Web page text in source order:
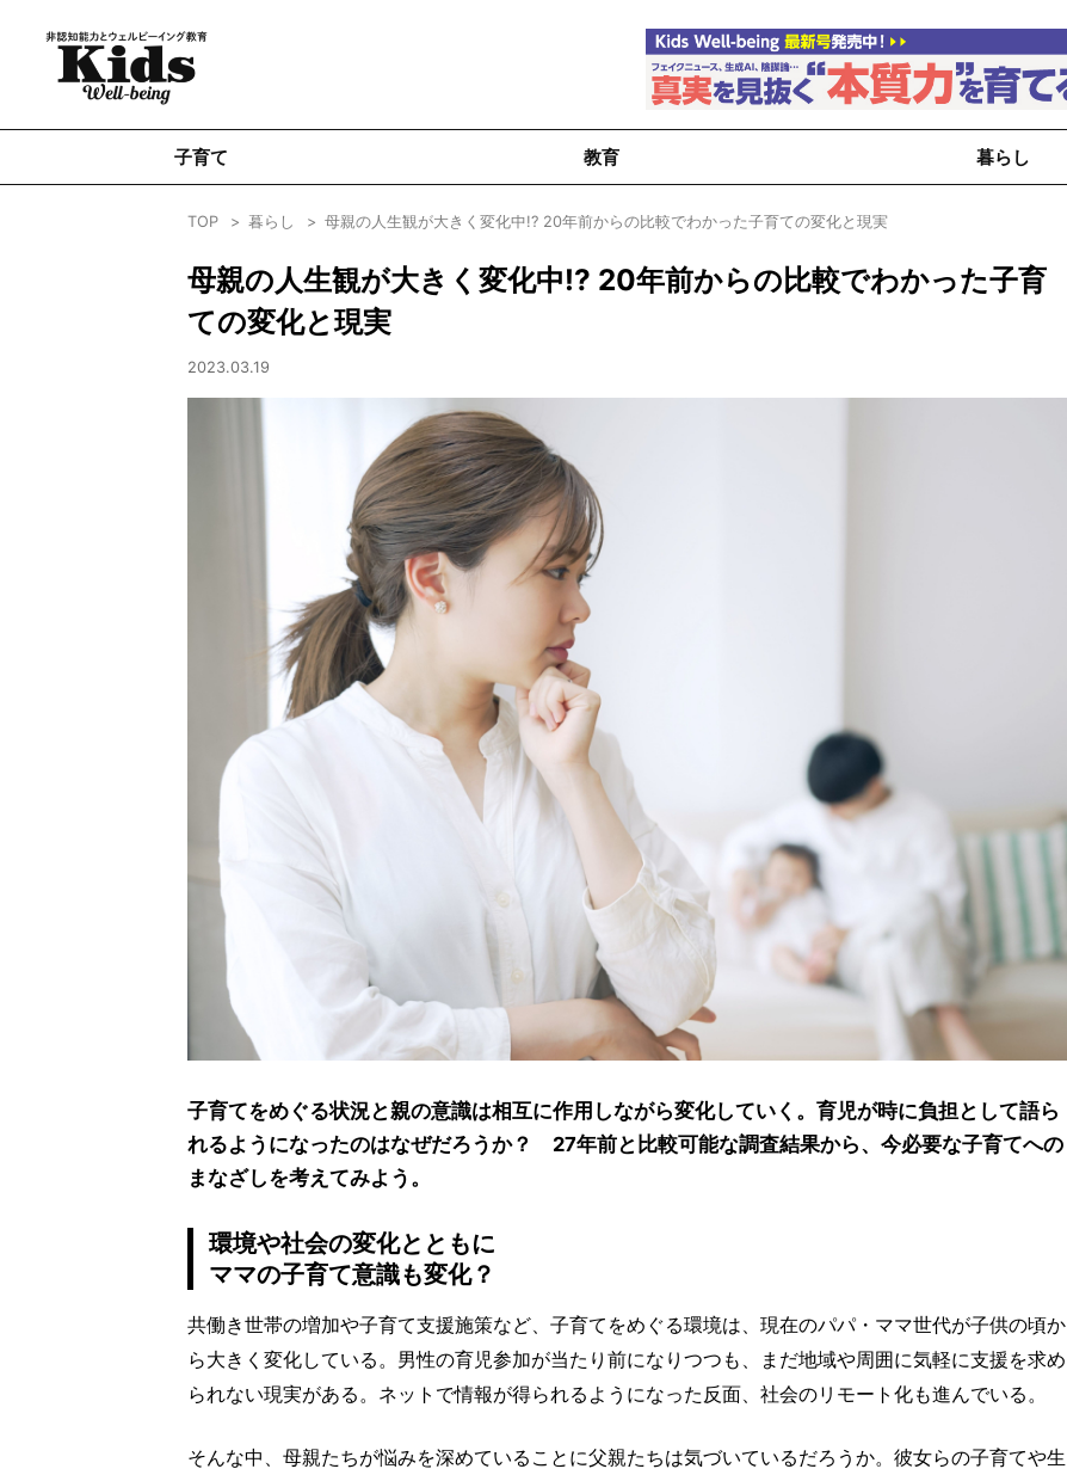
子育て 教育 暮らし
TOP 暮らし 母親の人生観が大きく変化中!? 20年前からの比較でわかった子育ての変化と現実
母親の人生観が大きく変化中!? 20年前からの比較でわかった子育
ての変化と現実
2023.03.19
子育てをめぐる状況と親の意識は相互に作用しながら変化していく。育児が時に負担として語ら
れるようになったのはなぜだろうか？ 27年前と比較可能な調査結果から、今必要な子育てへの
まなざしを考えてみよう。
環境や社会の変化とともに
ママの子育て意識も変化？
共働き世帯の増加や子育て支援施策など、子育てをめぐる環境は、現在のパパ・ママ世代が子供の頃か
ら大きく変化している。男性の育児参加が当たり前になりつつも、まだ地域や周囲に気軽に支援を求め
られない現実がある。ネットで情報が得られるようになった反面、社会のリモート化も進んでいる。
そんな中、母親たちが悩みを深めていることに父親たちは気づいているだろうか。彼女らの子育てや生